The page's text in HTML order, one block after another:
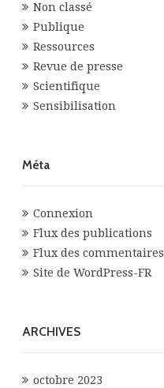
Non classé
Publique
Ressources
Revue de presse
Scientifique
Sensibilisation
Méta
Connexion
Flux des publications
Flux des commentaires
Site de WordPress-FR
ARCHIVES
octobre 2023